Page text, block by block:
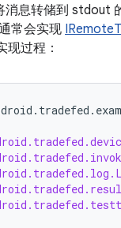
消息转储到 stdout
常会实现
现过程：
. tradefed .